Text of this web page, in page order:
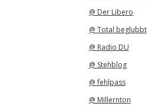
@ Der Libero
@ Total beglubbt
@ Radio DU
@ Stehblog
@ fehlpass
@ Millernton